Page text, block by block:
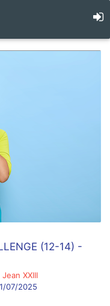
(12-14) -
XXIII
07/2025